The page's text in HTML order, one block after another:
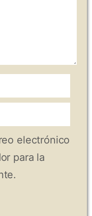
electrónico
para la